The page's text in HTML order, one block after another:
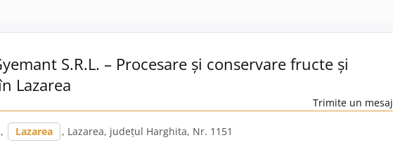
S.R.L. – Procesare și conservare fructe și
Lazarea
Trimite un mesaj
, Lazarea , Lazarea, județul Harghita, Nr. 1151